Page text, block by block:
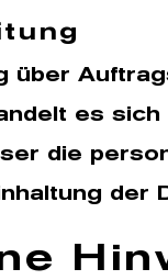
über
es
die
der